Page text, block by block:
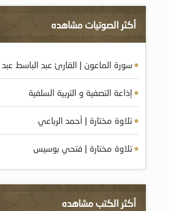
أكثر الصوتيات مشاهده
سورة الماعون | القارئ عبد الباسط
إذاعة التصفية و التربية السلفية
تلاوة مختارة | أحمد الرباعي
تلاوة مختارة | فتحي بوسيس
أكثر الكتب مشاهده